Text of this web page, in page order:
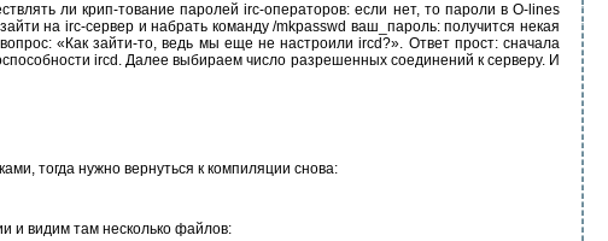
ли крип-тование паролей irc-операторов: если нет, то пароли в O-lines
на irc-сервер и набрать команду /mkpasswd ваш_пароль: получится некая
«Как зайти-то, ведь мы еще не настроили ircd?». Ответ прост: сначала
ircd. Далее выбираем число разрешенных соединений к серверу. И
тогда нужно вернуться к компиляции снова:
и видим там несколько файлов: